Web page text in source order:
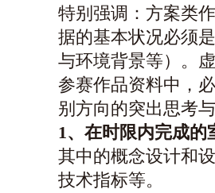
特别强调：方案类
据的基本状况必须
与环境背景等）。
参赛作品资料中，
别方向的突出思考
1、在时限内完成的
其中的概念设计和
技术指标等。